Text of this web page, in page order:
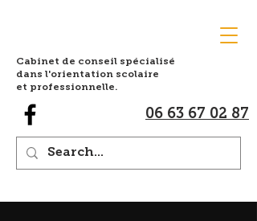
Cabinet de conseil spécialisé
dans l'orientation scolaire
et professionnelle.
06 63 67 02 87